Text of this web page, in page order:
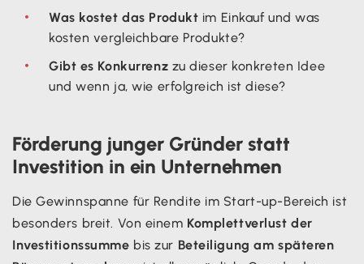
Was kostet das Produkt im Einkauf und was
kosten vergleichbare Produkte?
Gibt es Konkurrenz zu dieser konkreten Idee
und wenn ja, wie erfolgreich ist diese?
Förderung junger Gründer statt
Investition in ein Unternehmen
Die Gewinnspanne für Rendite im Start-up-Bereich ist
besonders breit. Von einem Komplettverlust der
Investitionssumme bis zur Beteiligung am späteren